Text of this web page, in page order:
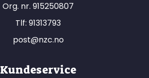
Org. nr. 915250807
Tlf: 91313793
post@nzc.no
Kundeservice